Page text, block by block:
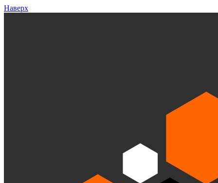
Наверх